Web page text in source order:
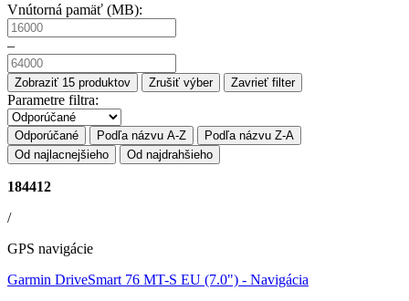
Vnútorná pamäť (MB):
–
Zobraziť 15 produktov Zrušiť výber Zavrieť filter
Parametre filtra:
Odporúčané Podľa názvu A-Z
Podľa názvu Z-A
Od najlacnejšieho
Od najdrahšieho
184412
/
GPS navigácie
Garmin DriveSmart 76 MT-S EU (7.0") - Navigácia